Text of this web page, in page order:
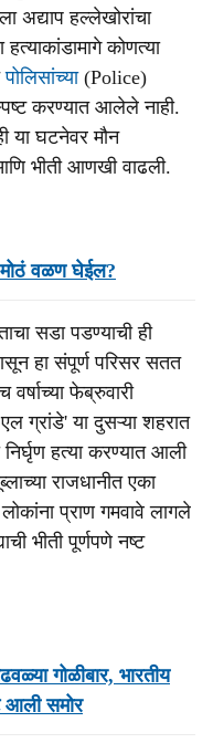
अद्याप हल्लेखोरांचा
हत्याकांडामागे कोणत्या
पोलिसांच्या(Police)
करण्यात आलेले नाही.
या घटनेवर मौन
भीती आणखी वाढली.
वळण घेईल?
सडा पडण्याची ही
हा संपूर्ण परिसर सतत
फेब्रुवारी
ग्रांडे' या दुसऱ्या शहरात
हत्या करण्यात आली
राजधानीत एका
प्राण गमवावे लागले
भीती पूर्णपणे नष्ट
गोळीबार, भारतीय
आली समोर